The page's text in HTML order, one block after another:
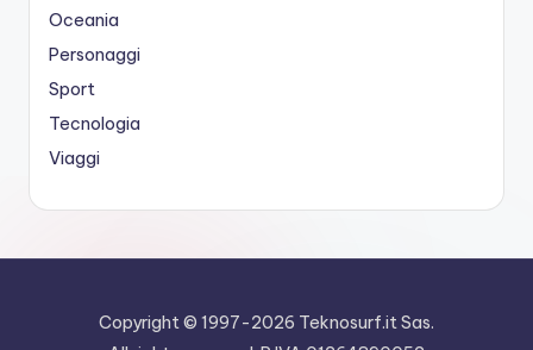
Oceania
Personaggi
Sport
Tecnologia
Viaggi
Copyright © 1997-2026 Teknosurf.it Sas.